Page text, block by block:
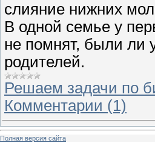
слияние нижних
В одной семье у
не помнят, были ли
родителей.
Решаем задачи по
Комментарии (1)
Полная версия сайта